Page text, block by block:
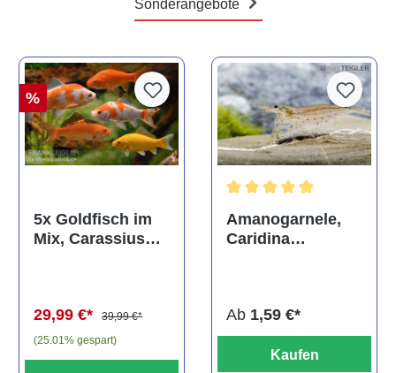
Sonderangebote
%
5x Goldfisch im
Mix, Carassius
29,99 €*
39,99 €*
(25.01% gespart)
Amanogarnele,
Caridina
Ab 1,59 €*
Kaufen